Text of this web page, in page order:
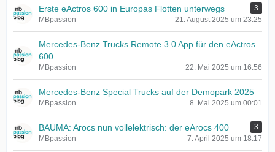
Erste eActros 600 in Europas Flotten unterwegs
3
MBpassion
21. August 2025 um 23:25
Mercedes-Benz Trucks Remote 3.0 App für den eActros
600
MBpassion 22. Mai 2025 um 16:56
Mercedes-Benz Special Trucks auf der Demopark 2025
MBpassion 8. Mai 2025 um 00:01
BAUMA: Arocs nun vollelektrisch: der eArocs 400
3
MBpassion
7. April 2025 um 18:17